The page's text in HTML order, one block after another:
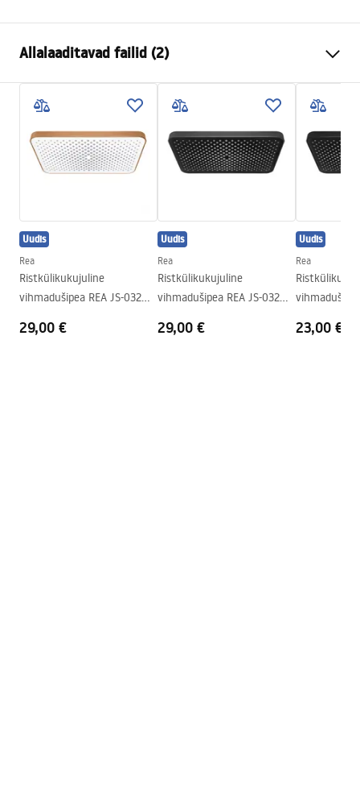
Materjal
Paigaldusviis
Kruvitav
Laius
405
Kõrgus
28mm
Sügavus
30mm
Allalaaditavad failid (2)
Garantiitingimused
Uudis
Rea
Ristkülikukujuline
vihmadušipea REA JS-032
29,00 €
Uudis
Rea
Ristkülikukujuline
vihmadušipea REA JS-032
29,00 €
Uudis
Rea
23,00 €